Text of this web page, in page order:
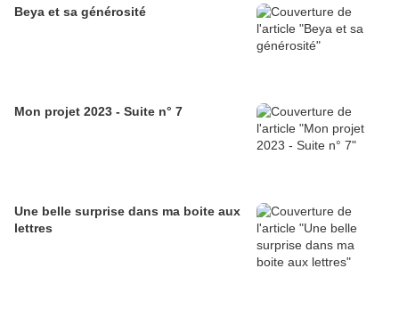
Beya et sa générosité
Mon projet 2023 - Suite n° 7
Une belle surprise dans ma boite aux
lettres